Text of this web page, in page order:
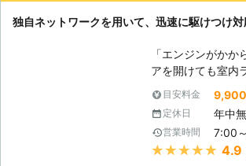
の方法を用いてお
テリーの問題を解
社はジャンプスタ
のカーバッテリー
す。ジャンプスタ
動車を使ってお客
続することです。 もし、それで解決
できなかった場合
独自ネットワークを用いて、迅速に駆けつけ対
「エンジンがかか
アを開けても室内
バッテリーが上が
のような症状があら
テリーが上がる＝
れている電気がな
とができなくなり
目安料金
定休日 年中
営業時間 7:00
★★★★★ 4.9